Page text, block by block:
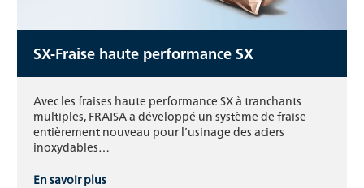
SX-Fraise haute performance SX
Avec les fraises haute performance SX à tranchants
multiples, FRAISA a développé un système de fraise
entièrement nouveau pour l’usinage des aciers
inoxydables…
En savoir plus